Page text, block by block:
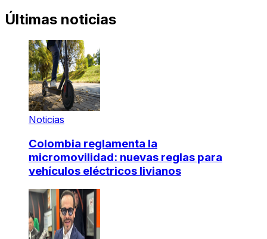
Últimas noticias
Noticias
Colombia reglamenta la
micromovilidad: nuevas reglas para
vehículos eléctricos livianos